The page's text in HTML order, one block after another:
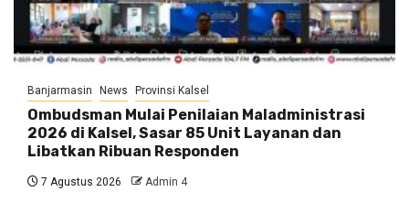
Banjarmasin News Provinsi Kalsel
Ombudsman Mulai Penilaian Maladministrasi
2026 di Kalsel, Sasar 85 Unit Layanan dan
Libatkan Ribuan Responden
7 Agustus 2026 Admin 4